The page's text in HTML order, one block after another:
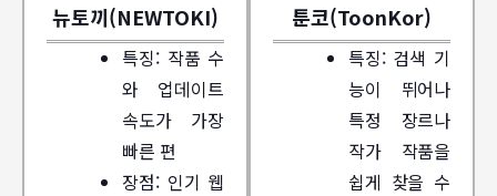
뉴토끼(NEWTOKI)
특징: 작품 수
와 업데이트
속도가 가장
빠른 편
장점: 인기 웹
툰코(ToonKor)
특징: 검색 기
능이 뛰어나
특정 장르나
작가 작품을
쉽게 찾을 수